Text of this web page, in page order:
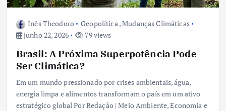
Inês Theodoro Geopolítica,Mudanças Climáticas
junho 22, 2026
79 views
Brasil: A Próxima Superpotência Pode
Ser Climática?
Em um mundo pressionado por crises ambientais, água,
energia limpa e alimentos transformam o país em um ativo
estratégico global Por Redação | Meio Ambiente, Economia e